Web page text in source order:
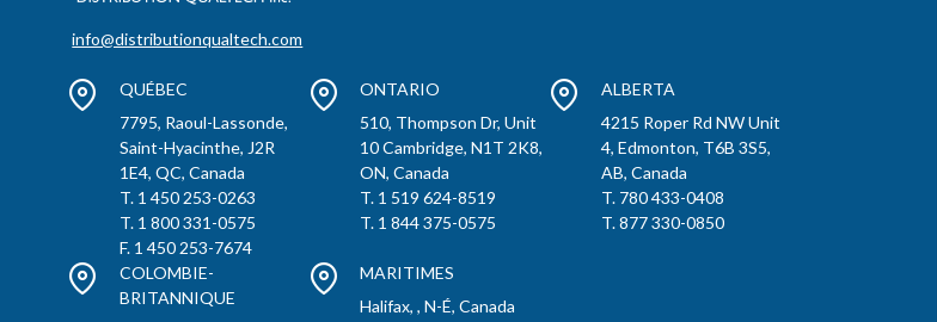
info@distributionqualtech.com
QUÉBEC
7795, Raoul-Lassonde,
Saint-Hyacinthe, J2R
1E4, QC, Canada
T. 1 450 253-0263
T. 1 800 331-0575
F. 1 450 253-7674
ONTARIO
510, Thompson Dr, Unit
10 Cambridge, N1T 2K8,
ON, Canada
T. 1 519 624-8519
T. 1 844 375-0575
ALBERTA
4215 Roper Rd NW Unit
4, Edmonton, T6B 3S5,
AB, Canada
T. 780 433-0408
T. 877 330-0850
COLOMBIE-
BRITANNIQUE
MARITIMES
Halifax, , N-É, Canada